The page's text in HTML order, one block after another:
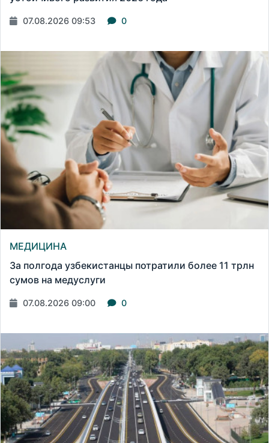
07.08.2026 09:53 0
МЕДИЦИНА
За полгода узбекистанцы потратили более 11 трлн
сумов на медуслуги
07.08.2026 09:00 0